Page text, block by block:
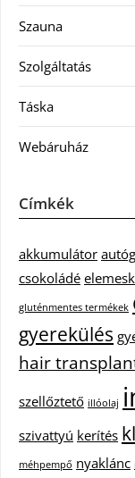
Szauna
Szolgáltatás
Táska
Webáruház
Címkék
akkumulátor
csokoládé
gluténmentes termékek
gyerekülés
hair
szellőztető illóolaj
szivattyú kerítés
méhpempő nyaklánc